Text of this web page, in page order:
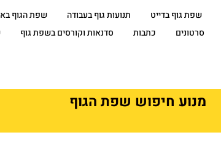
שפת גוף בדייט תנועות גוף בעבודה
שפת הגוף
סרטונים כתבות סדנאות וקורסים בשפת גוף
מנוע חיפוש שפת הגוף